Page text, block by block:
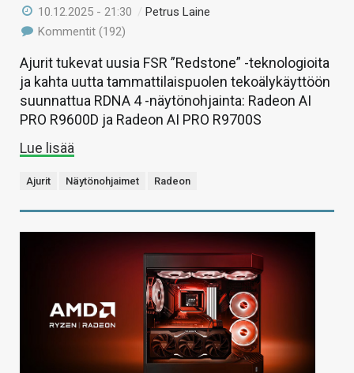
10.12.2025 - 21:30 / Petrus Laine
Kommentit (192)
Ajurit tukevat uusia FSR ”Redstone” -teknologioita
ja kahta uutta tammattilaispuolen tekoälykäyttöön
suunnattua RDNA 4 -näytönohjainta: Radeon AI
PRO R9600D ja Radeon AI PRO R9700S
Lue lisää
Ajurit Näytönohjaimet Radeon